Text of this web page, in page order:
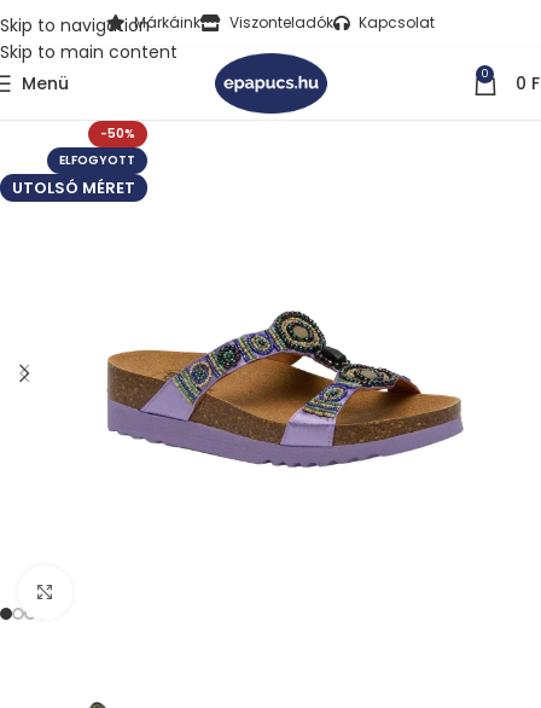
Skip to navigation
Skip to main content
Márkáink Viszonteladók Kapcsolat
Menü 0 0
-50%
ELFOGYOTT
UTOLSÓ MÉRET